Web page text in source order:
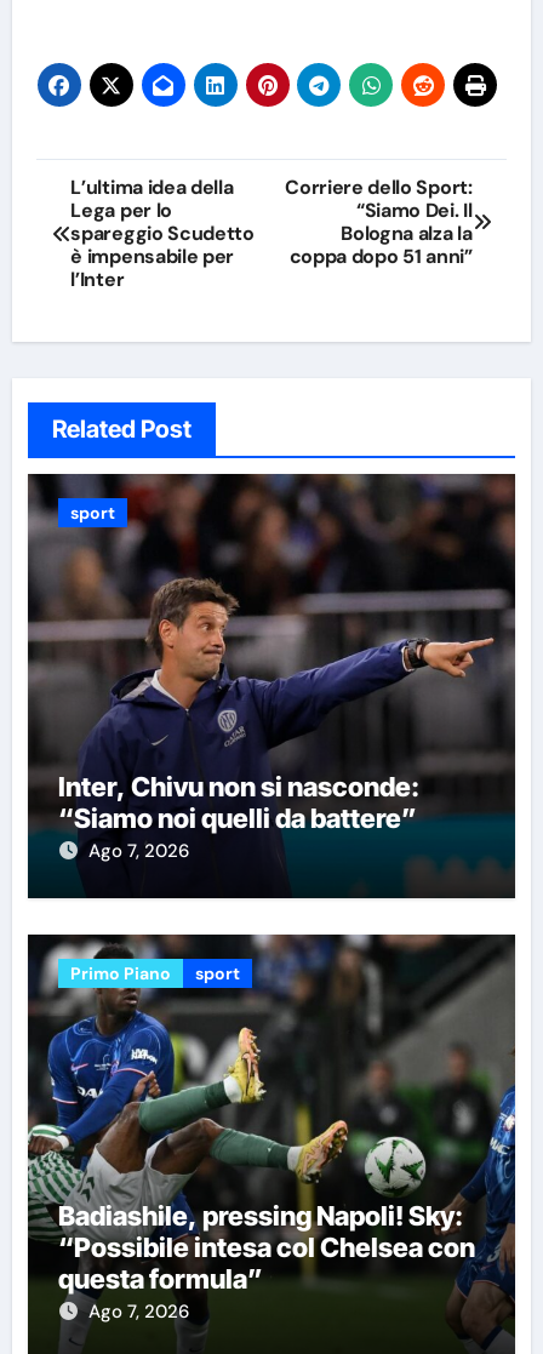
Navigazione
articoli
L’ultima idea della
Lega per lo
spareggio Scudetto
è impensabile per
l’Inter
Corriere dello Sport:
“Siamo Dei. Il
Bologna alza la
coppa dopo 51 anni”
Related Post
sport
Inter, Chivu non si nasconde:
“Siamo noi quelli da battere”
Ago 7, 2026
Primo Piano sport
Badiashile, pressing Napoli! Sky:
“Possibile intesa col Chelsea con
questa formula”
Ago 7, 2026